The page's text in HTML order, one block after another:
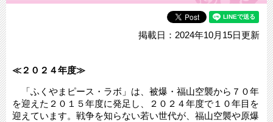
掲載日：2024年10月15日更新
≪２０２４年度≫
「ふくやまピース・ラボ」は、被爆・福山空襲から７０年
を迎えた２０１５年度に発足し、２０２４年度で１０年目を
迎えています。戦争を知らない若い世代が、福山空襲や原爆